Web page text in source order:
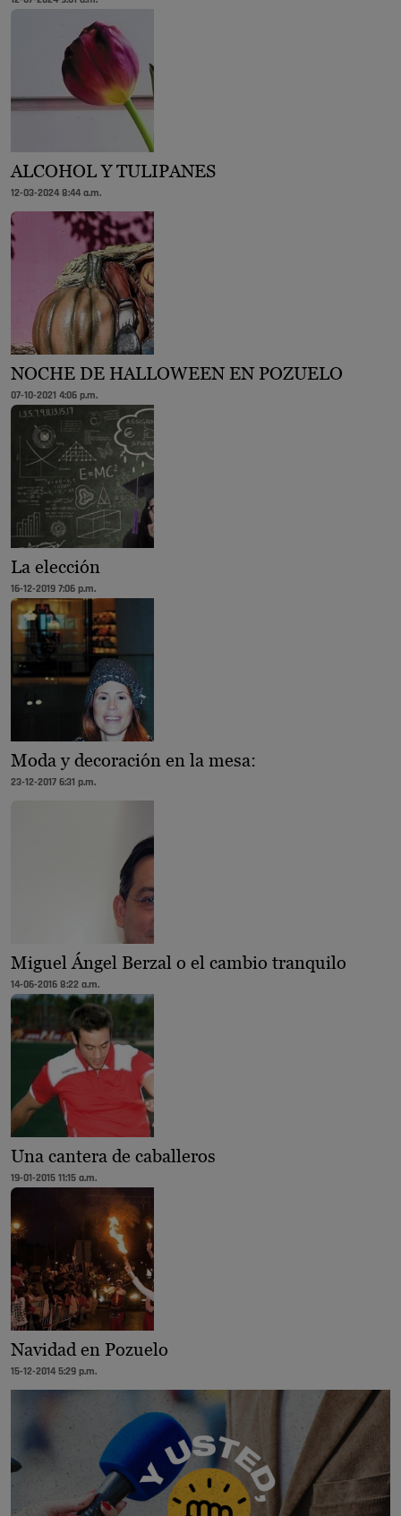
ALCOHOL Y TULIPANES
12-03-2024 8:44 a.m.
NOCHE DE HALLOWEEN EN POZUELO
07-10-2021 4:06 p.m.
La elección
16-12-2019 7:06 p.m.
Moda y decoración en la mesa:
23-12-2017 6:31 p.m.
Miguel Ángel Berzal o el cambio tranquilo
14-06-2016 8:22 a.m.
Una cantera de caballeros
19-01-2015 11:15 a.m.
Navidad en Pozuelo
15-12-2014 5:29 p.m.